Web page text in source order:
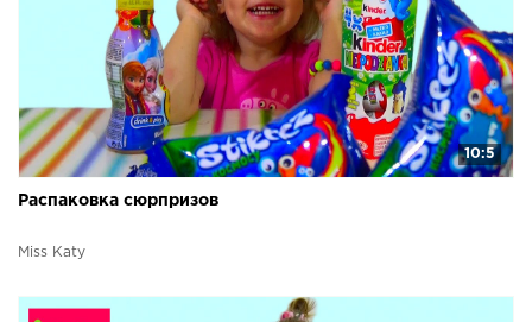
10:5
Распаковка сюрпризов
Miss Katy